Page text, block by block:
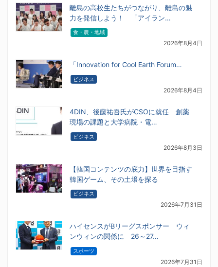
離島の高校生たちがつながり、離島の魅
力を発信しよう！ 「アイラン…
食・農・地域
2026年8月4日
「Innovation for Cool Earth Forum…
ビジネス
2026年8月4日
4DIN、後藤祐吾氏がCSOに就任 創薬
現場の課題と大学病院・電…
ビジネス
2026年8月3日
【韓国コンテンツの底力】世界を目指す
韓国ゲーム、その土壌を探る
ビジネス
2026年7月31日
ハイセンスがBリーグスポンサー ウィ
ンウィンの関係に 26～27…
スポーツ
2026年7月31日